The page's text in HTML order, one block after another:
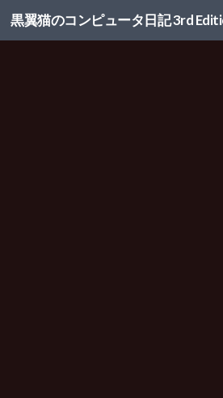
コンテンツへスキップ
黒翼猫のコンピュータ日記 3rd